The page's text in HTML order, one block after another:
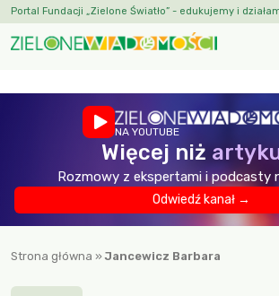
Portal Fundacji „Zielone Światło” - edukujemy i
NA YOUTUBE
Więcej niż
Rozmowy z ekspertami i podcasty
Odwiedź kanał →
Strona główna »Jancewicz Barbara